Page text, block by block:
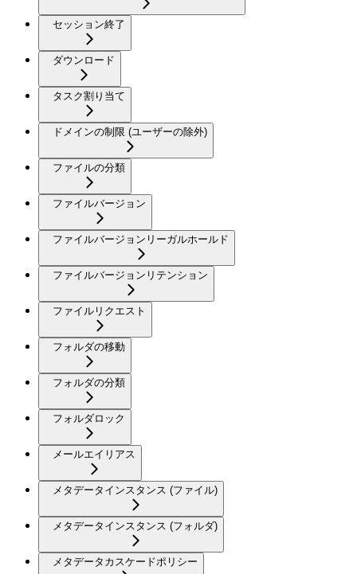
セッション終了
ダウンロード
タスク割り当て
ドメインの制限 (ユーザーの除外)
ファイルの分類
ファイルバージョン
ファイルバージョンリーガルホールド
ファイルバージョンリテンション
ファイルリクエスト
フォルダの移動
フォルダの分類
フォルダロック
メールエイリアス
メタデータインスタンス (ファイル)
メタデータインスタンス (フォルダ)
メタデータカスケードポリシー